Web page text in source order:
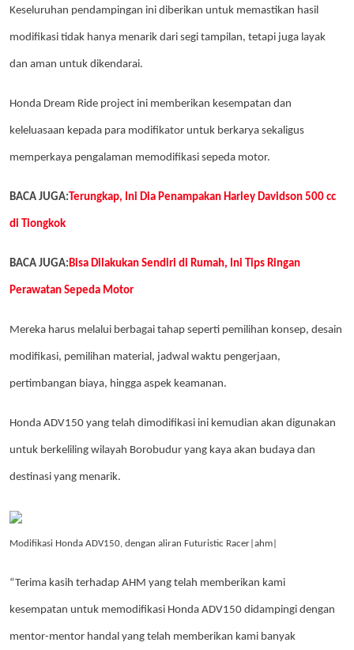
Keseluruhan pendampingan ini diberikan untuk memastikan hasil
modifikasi tidak hanya menarik dari segi tampilan, tetapi juga layak
dan aman untuk dikendarai.
Honda Dream Ride project ini memberikan kesempatan dan
keleluasaan kepada para modifikator untuk berkarya sekaligus
memperkaya pengalaman memodifikasi sepeda motor.
BACA JUGA: Terungkap, Ini Dia Penampakan Harley Davidson 500 cc
di Tiongkok
BACA JUGA:Bisa Dilakukan Sendiri di Rumah, Ini Tips Ringan
Perawatan Sepeda Motor
Mereka harus melalui berbagai tahap seperti pemilihan konsep, desain
modifikasi, pemilihan material, jadwal waktu pengerjaan,
pertimbangan biaya, hingga aspek keamanan.
Honda ADV150 yang telah dimodifikasi ini kemudian akan digunakan
untuk berkeliling wilayah Borobudur yang kaya akan budaya dan
destinasi yang menarik.
Modifikasi Honda ADV150, dengan aliran Futuristic Racer|ahm|
“Terima kasih terhadap AHM yang telah memberikan kami
kesempatan untuk memodifikasi Honda ADV150 didampingi dengan
mentor-mentor handal yang telah memberikan kami banyak